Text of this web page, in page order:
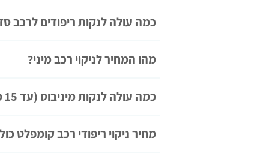
כמה עולה לנקות ריפודים לרכב
מהו המחיר לניקוי רכב מיני?
כמה עולה לנקות מיניבוס (עד 15 מושבים)
מחיר ניקוי ריפודי רכב קומפלט